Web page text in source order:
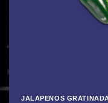
JALAPENOS